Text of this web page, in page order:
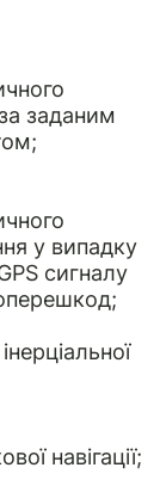
заданим
у випадку
сигналу
навігації;